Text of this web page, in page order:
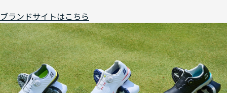
ブランドサイトはこちら